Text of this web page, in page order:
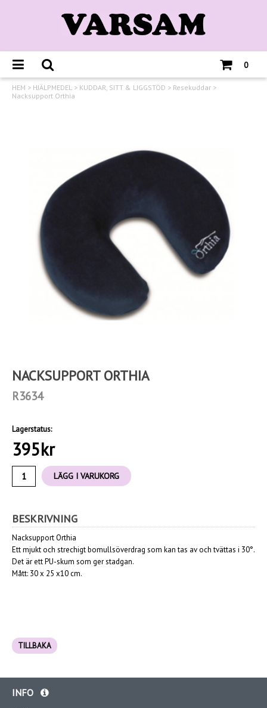
0
HEM > HJÄLPMEDEL > KUDDAR, SITT & LIGGSTÖD > Resekuddar >
Nacksupport Orthia
NACKSUPPORT ORTHIA
R3634
Lagerstatus:
395kr
LÄGG I VARUKORG
BESKRIVNING
Nacksupport Orthia
Ett mjukt och strechigt bomullsöverdrag som kan tas av och tvättas i 30°.
Det är ett PU-skum som ger stadgan.
Mått: 30 x 25 x10 cm.
TILLBAKA
INFO